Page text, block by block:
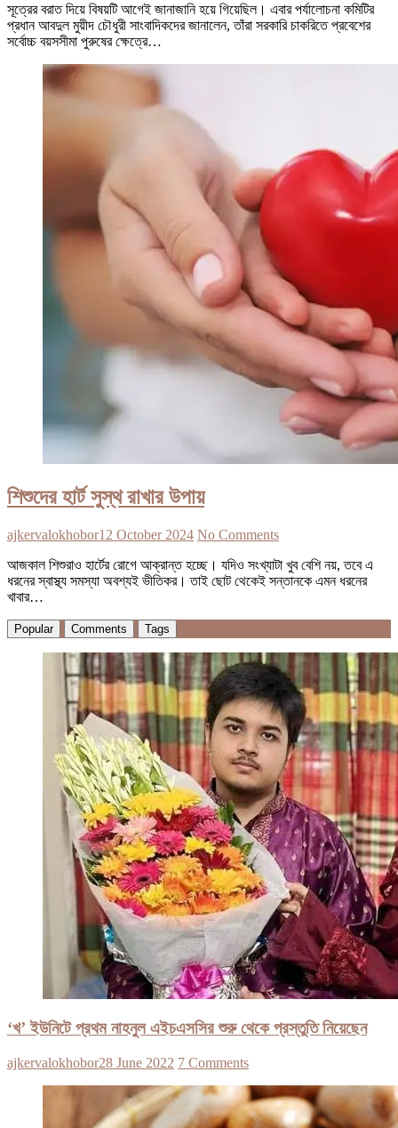
সূত্রের বরাত দিয়ে বিষয়টি আগেই জানাজানি হয়ে গিয়েছিল। এবার পর্যালোচনা কমিটির
প্রধান আবদুল মুয়ীদ চৌধুরী সাংবাদিকদের জানালেন, তাঁরা সরকারি চাকরিতে প্রবেশের
সর্বোচ্চ বয়সসীমা পুরুষের ক্ষেত্রে…
শিশুদের হার্ট সুস্থ রাখার উপায়
ajkervalokhobor12 October 2024 No Comments
আজকাল শিশুরাও হার্টের রোগে আক্রান্ত হচ্ছে। যদিও সংখ্যাটা খুব বেশি নয়, তবে এ
ধরনের স্বাস্থ্য সমস্যা অবশ্যই ভীতিকর। তাই ছোট থেকেই সন্তানকে এমন ধরনের
খাবার…
Popular Comments Tags
‘খ’ ইউনিটে প্রথম নাহনুল এইচএসসির শুরু থেকে প্রস্তুতি নিয়েছেন
ajkervalokhobor28 June 2022 7 Comments